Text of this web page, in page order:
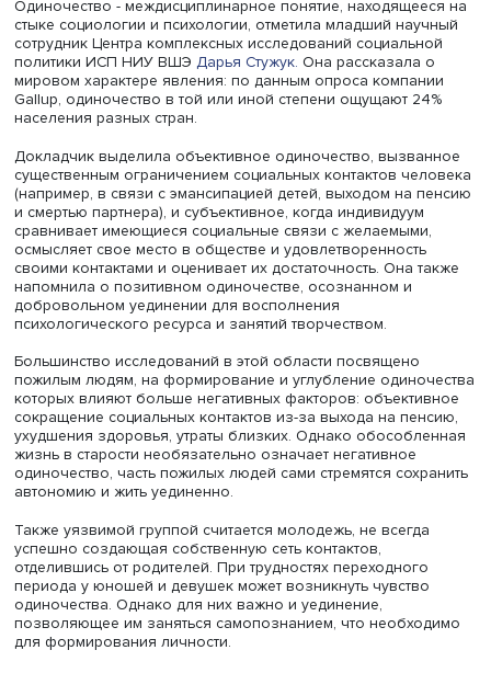
только пожилые люди. Их ситуацию исследователи
на данных Национального обследования старшего
поколения. Позднее Центр обратился к изучению
одиночества людьми разного возраста и для этого в
провел онлайн-опрос населения в возрасте от 20 до
2024 г. группа исследователей во главе со Светланой
распространенности и факторов одиночества среди
молодежи, женщин с детьми и старшего поколения.
Одиночество - междисциплинарное понятие,
стыке социологии и психологии, отметила младший
сотрудник Центра комплексных исследований
политики ИСП НИУ ВШЭДарья Стужук.Она рассказала
мировом характере явления: по данным опроса
Gallup, одиночество в той или иной степени ощущают
населения разных стран.
Докладчик выделила объективное одиночество,
существенным ограничением социальных контактов
(например, в связи с эмансипацией детей, выходом на
и смертью партнера), и субъективное, когда индивидуум
сравнивает имеющиеся социальные связи с
осмысляет свое место в обществе и удовлетворенность
своими контактами и оценивает их достаточность. Она
напомнила о позитивном одиночестве, осознанном и
добровольном уединении для восполнения
психологического ресурса и занятий творчеством.
Большинство исследований в этой области посвящено
пожилым людям, на формирование и углубление